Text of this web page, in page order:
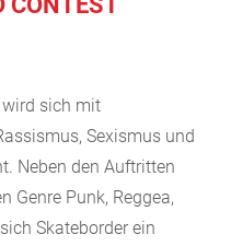
wird sich mit
Sexismus und
Neben den Auftritten
Genre Punk, Reggea,
Skateborder ein